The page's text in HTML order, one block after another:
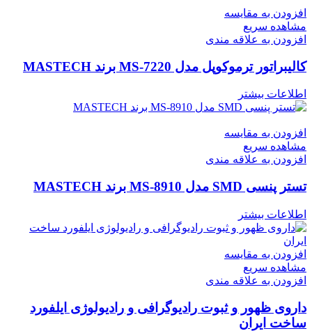
افزودن به مقایسه
مشاهده سریع
افزودن به علاقه مندی
کالیبراتور ترموکوپل مدل MS-7220 برند MASTECH
اطلاعات بیشتر
افزودن به مقایسه
مشاهده سریع
افزودن به علاقه مندی
تستر پنسی SMD مدل MS-8910 برند MASTECH
اطلاعات بیشتر
افزودن به مقایسه
مشاهده سریع
افزودن به علاقه مندی
داروی ظهور و ثبوت رادیوگرافی و رادیولوژی ایلفورد
ساخت ایران